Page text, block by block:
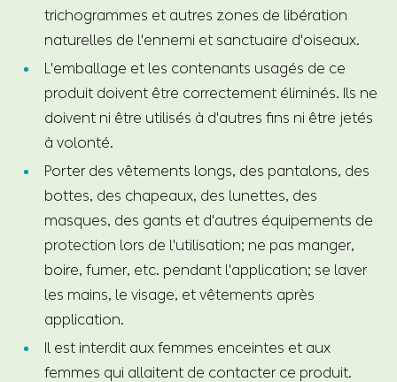
trichogrammes et autres zones de libération
naturelles de l'ennemi et sanctuaire d'oiseaux.
L'emballage et les contenants usagés de ce
produit doivent être correctement éliminés. Ils ne
doivent ni être utilisés à d'autres fins ni être jetés
à volonté.
Porter des vêtements longs, des pantalons, des
bottes, des chapeaux, des lunettes, des
masques, des gants et d'autres équipements de
protection lors de l'utilisation; ne pas manger,
boire, fumer, etc. pendant l'application; se laver
les mains, le visage, et vêtements après
application.
Il est interdit aux femmes enceintes et aux
femmes qui allaitent de contacter ce produit.